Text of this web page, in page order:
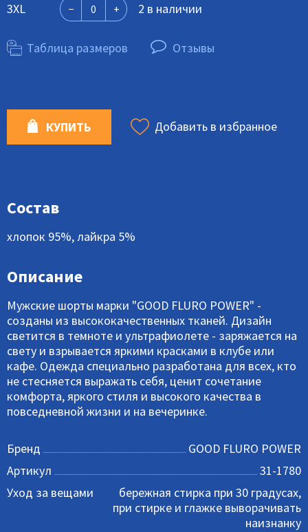
3XL
2 в наличии
Таблица размеров Отзывы
КУПИТЬ Добавить в избранное
Состав
хлопок 95%, лайкра 5%
Описание
Мужские шорты марки "GOOD FLURO POWER" -
созданы из высококачественных тканей. Дизайн
светится в темноте и ультрафиолете - заряжается на
свету и взрывается яркими красками в клубе или
кафе. Одежда специально разработана для всех, кто
не стесняется выражать себя, ценит сочетание
комфорта, яркого стиля и высокого качества в
повседневной жизни и на вечеринке.
Бренд
GOOD FLURO POWER
Артикул
31-1780
Уход за вещами
бережная стирка при 30 градусах,
при стирке и глажке выворачивать
наизнанку